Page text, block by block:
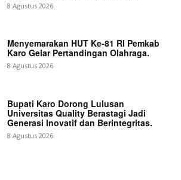
8 Agustus 2026
Menyemarakan HUT Ke-81 RI Pemkab
Karo Gelar Pertandingan Olahraga.
8 Agustus 2026
Bupati Karo Dorong Lulusan
Universitas Quality Berastagi Jadi
Generasi Inovatif dan Berintegritas.
8 Agustus 2026